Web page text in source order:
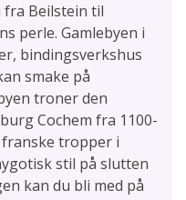
fra Beilstein til
perle. Gamlebyen i
bindingsverkshus
smake på
troner den
Cochem fra 1100-
tropper i
stil på slutten
kan du bli med på